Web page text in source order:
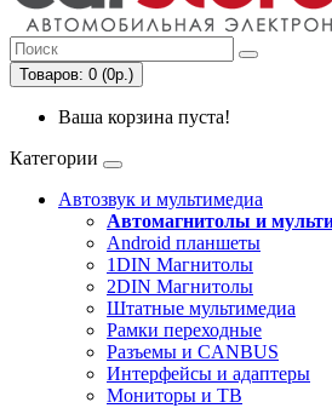
Товаров: 0 (0р.)
Ваша корзина пуста!
Категории
Автозвук и мультимедиа
Автомагнитолы и
Android планшеты
1DIN Магнитолы
2DIN Магнитолы
Штатные мультимедиа
Рамки переходные
Разъемы и CANBUS
Интерфейсы и адаптеры
Мониторы и ТВ